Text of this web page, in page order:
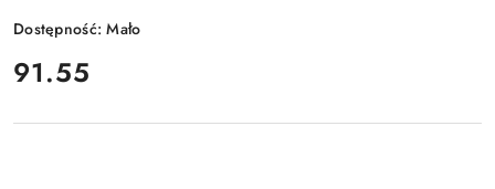
Dostępność:Mało
cena:
91.55